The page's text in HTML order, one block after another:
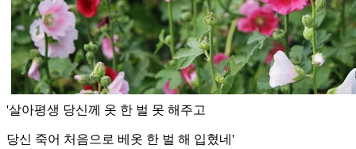
'살아평생 당신께 옷 한 벌 못 해주고
당신 죽어 처음으로 베옷 한 벌 해 입혔네'